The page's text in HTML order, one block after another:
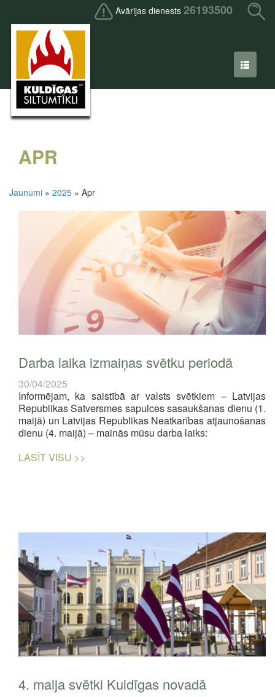
Avārijas dienests 26193500
APR
Jaunumi » 2025 » Apr
Darba laika izmaiņas svētku periodā
30/04/2025
Informējam, ka saistībā ar valsts svētkiem – Latvijas
Republikas Satversmes sapulces sasaukšanas dienu (1.
maijā) un Latvijas Republikas Neatkarības atjaunošanas
dienu (4. maijā) – mainās mūsu darba laiks:
LASĪT VISU >>
4. maija svētki Kuldīgas novadā